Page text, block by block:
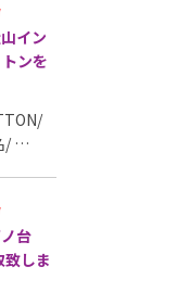
イン
ンを
/ …
台
しま